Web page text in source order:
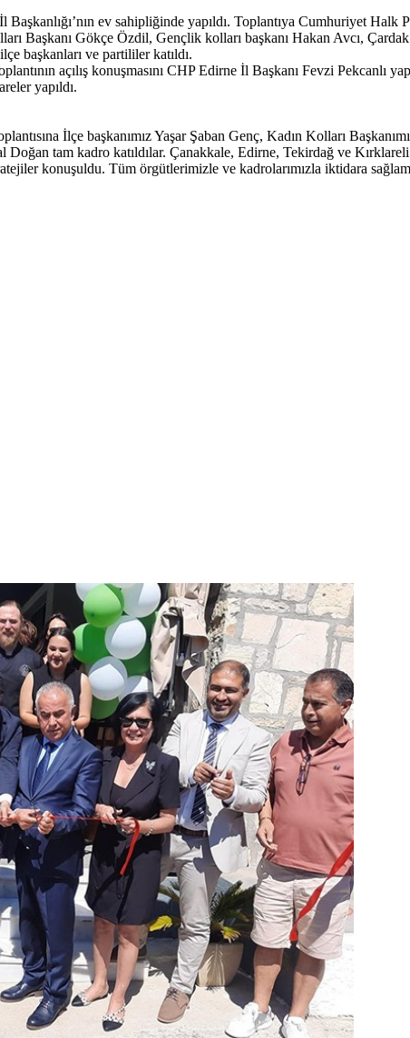
ev sahipliğinde yapıldı. Toplantıya Cumhuriyet Halk
Başkanı Gökçe Özdil, Gençlik kolları başkanı Hakan Avcı,
başkanları ve partililer katıldı.
açılış konuşmasını CHP Edirne İl Başkanı Fevzi Pekcanlı
yapıldı.
İlçe başkanımız Yaşar Şaban Genç, Kadın Kolları
Doğan tam kadro katıldılar. Çanakkale, Edirne, Tekirdağ ve
konuşuldu. Tüm örgütlerimizle ve kadrolarımızla iktidara